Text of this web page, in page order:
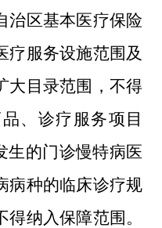
治区基本医疗保险
疗服务设施范围及
大目录范围，不得
、 诊疗服务项目
生的门诊慢特病医
病种的临床诊疗规
纳入保障范围。